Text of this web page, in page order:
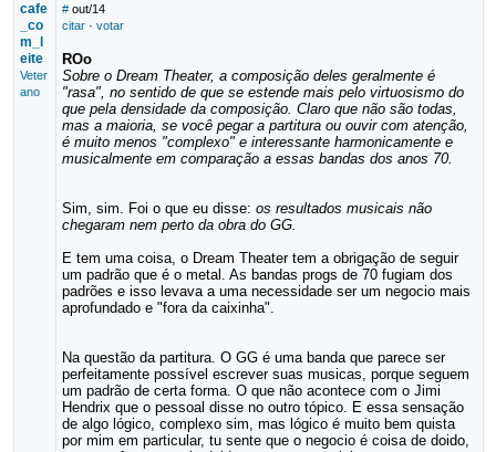
cafe
_co
m_l
eite
Veter
ano
# out/14
citar· votar
ROo
Sobre o Dream Theater, a composição deles geralmente é
"rasa", no sentido de que se estende mais pelo virtuosismo do
que pela densidade da composição. Claro que não são todas,
mas a maioria, se você pegar a partitura ou ouvir com atenção,
é muito menos "complexo" e interessante harmonicamente e
musicalmente em comparação a essas bandas dos anos 70.
Sim, sim. Foi o que eu disse: os resultados musicais não
chegaram nem perto da obra do GG.
E tem uma coisa, o Dream Theater tem a obrigação de seguir
um padrão que é o metal. As bandas progs de 70 fugiam dos
padrões e isso levava a uma necessidade ser um negocio mais
aprofundado e "fora da caixinha".
Na questão da partitura. O GG é uma banda que parece ser
perfeitamente possível escrever suas musicas, porque seguem
um padrão de certa forma. O que não acontece com o Jimi
Hendrix que o pessoal disse no outro tópico. E essa sensação
de algo lógico, complexo sim, mas lógico é muito bem quista
por mim em particular, tu sente que o negocio é coisa de doido,